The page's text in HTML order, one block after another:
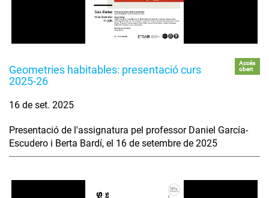
Geometries habitables: presentació curs
2025-26
Accés
obert
16 de set. 2025
Presentació de l'assignatura pel professor Daniel García-
Escudero i Berta Bardí, el 16 de setembre de 2025